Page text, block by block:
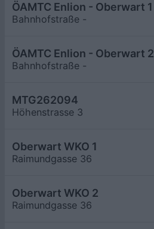
ÖAMTC Enlion - Oberwart 1
Bahnhofstraße -
ÖAMTC Enlion - Oberwart 2
Bahnhofstraße -
MTG262094
Höhenstrasse 3
Oberwart WKO 1
Raimundgasse 36
Oberwart WKO 2
Raimundgasse 36